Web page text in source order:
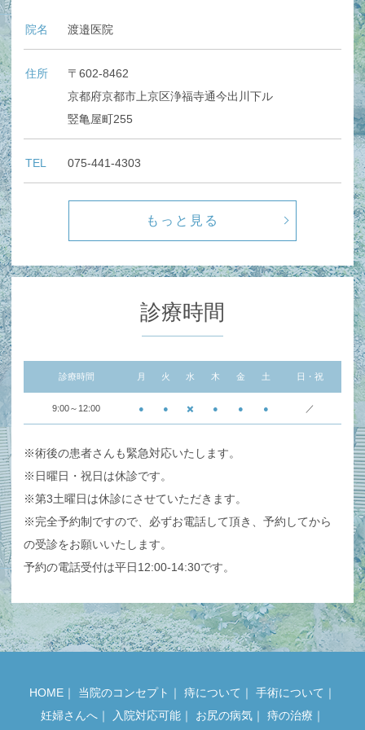
院名 渡邉医院
住所
〒602-8462
京都府京都市上京区浄福寺通今出川下ル
竪亀屋町255
TEL 075-441-4303
もっと見る
診療時間
診療時間 月 火 水 木 金 土 日・祝
9:00～12:00 ● ● ✖️ ● ● ● ／
※術後の患者さんも緊急対応いたします。
※日曜日・祝日は休診です。
※第3土曜日は休診にさせていただきます。
※完全予約制ですので、必ずお電話して頂き、予約してから
の受診をお願いいたします。
予約の電話受付は平日12:00-14:30です。
HOME｜ 当院のコンセプト ｜ 痔について ｜ 手術について ｜
妊婦さんへ｜ 入院対応可能｜ お尻の病気｜ 痔の治療 ｜